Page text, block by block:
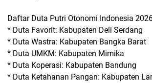
Daftar Duta Putri Otonomi Indonesia
* Duta Favorit: Kabupaten Deli Serdang
* Duta Wastra: Kabupaten Bangka Barat
* Duta UMKM: Kabupaten Mimika
* Duta Koperasi: Kabupaten Bandung
* Duta Ketahanan Pangan: Kabupaten